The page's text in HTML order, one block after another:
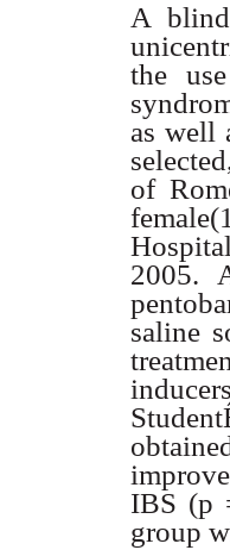
A
the
as well
of
2005.
saline
IBS (p
group